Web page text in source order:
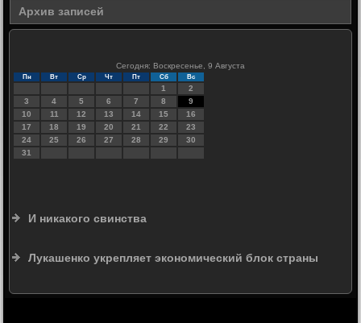
Архив записей
Сегодня: Воскресенье, 9 Августа
Пн Вт Ср Чт Пт Сб Вс
1
2
3
4 5 6 7 8
9
10
11 12 13 14 15
16
17
18 19 20 21 22
23
24
25 26 27 28 29
30
31
И никакого свинства
Лукашенко укрепляет экономический блок страны